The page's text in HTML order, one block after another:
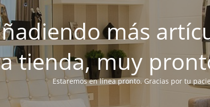
más
tienda, muy
Estaremos en línea pronto. Gracias por tu